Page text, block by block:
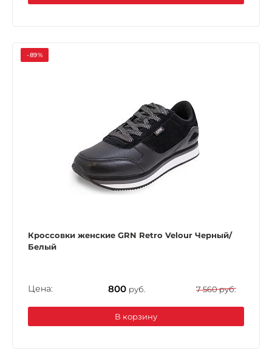
-89%
Кроссовки женские GRN Retro Velour Черный/
Белый
Цена: 800 руб. 7 560 руб.
В корзину